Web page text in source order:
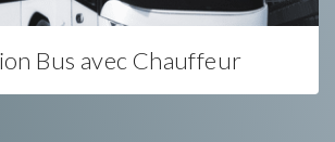
Bus avec Chauffeur